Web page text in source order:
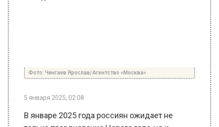
5 января 2025, 02:08
В январе 2025 года россиян ожидает не
только празднование Нового года, но и